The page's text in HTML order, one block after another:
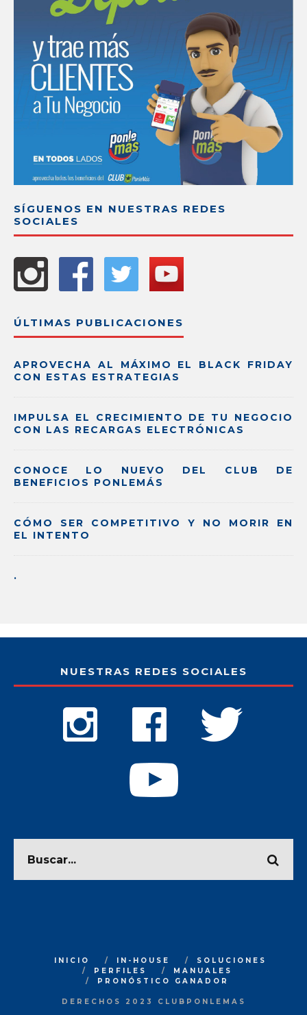
SÍGUENOS EN NUESTRAS REDES
SOCIALES
ÚLTIMAS PUBLICACIONES
APROVECHA AL MÁXIMO EL BLACK FRIDAY
CON ESTAS ESTRATEGIAS
IMPULSA EL CRECIMIENTO DE TU NEGOCIO
CON LAS RECARGAS ELECTRÓNICAS
CONOCE LO NUEVO DEL CLUB DE
BENEFICIOS PONLEMÁS
CÓMO SER COMPETITIVO Y NO MORIR EN
EL INTENTO
.
NUESTRAS REDES SOCIALES
INICIO IN-HOUSE
SOLUCIONES
PERFILES
MANUALES
PRONÓSTICO GANADOR
DERECHOS 2023 CLUBPONLEMAS